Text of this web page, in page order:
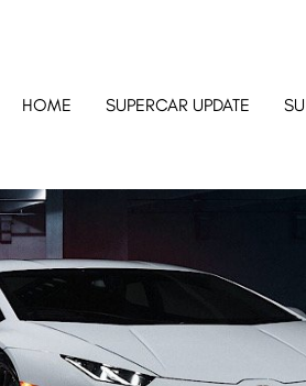
HOME SUPERCAR UPDATE